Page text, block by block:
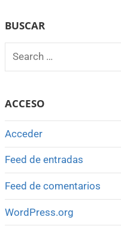
BUSCAR
Search
ACCESO
Acceder
Feed de entradas
Feed de comentarios
WordPress.org